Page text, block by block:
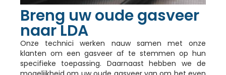
Breng uw oude gasveer
naar LDA
Onze technici werken nauw samen met onze
klanten om een gasveer af te stemmen op hun
specifieke toepassing. Daarnaast hebben we de